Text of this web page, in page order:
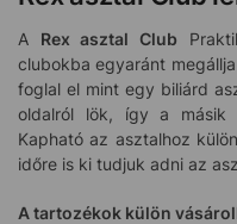
A Rex asztal Club
clubokba egyaránt
foglal el mint egy biliárd
oldalról lök, így a másik
Kapható az asztalhoz
időre is ki tudjuk adni az
A tartozékok külön